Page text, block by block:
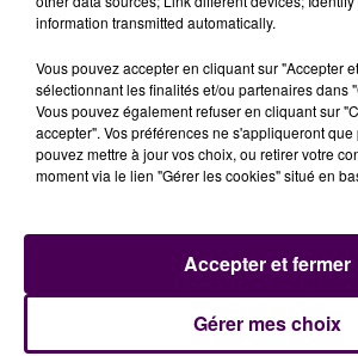
9h58
9h58
GIMS
9h54
9h54
PINK
What About Us
information transmitted automatically.
Vous pouvez accepter en cliquant sur "Accepter
sélectionnant les finalités et/ou partenaires dans
Vous pouvez également refuser en cliquant sur
accepter". Vos préférences ne s'appliqueront que
pouvez mettre à jour vos choix, ou retirer votre
moment via le lien "Gérer les cookies" situé en
Gérer mes choix
Accepter et fermer